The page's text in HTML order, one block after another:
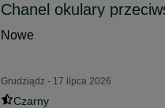
Chanel okulary
Nowe
Grudziądz - 17 lipca 2026
Czarny